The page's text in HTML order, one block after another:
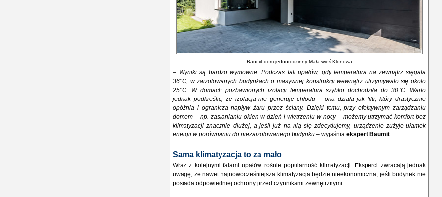
Baumit dom jednorodzinny Mała wieś Klonowa
– Wyniki są bardzo wymowne. Podczas fali upałów, gdy temperatura na zewnątrz sięgała
36°C, w zaizolowanych budynkach o masywnej konstrukcji wewnątrz utrzymywało się około
25°C. W domach pozbawionych izolacji temperatura szybko dochodziła do 30°C. Warto
jednak podkreślić, że izolacja nie generuje chłodu – ona działa jak filtr, który drastycznie
opóźnia i ogranicza napływ żaru przez ściany. Dzięki temu, przy efektywnym zarządzaniu
domem – np. zasłanianiu okien w dzień i wietrzeniu w nocy – możemy utrzymać komfort bez
klimatyzacji znacznie dłużej, a jeśli już na nią się zdecydujemy, urządzenie zużyje ułamek
energii w porównaniu do niezaizolowanego budynku – wyjaśnia ekspert Baumit.
Sama klimatyzacja to za mało
Wraz z kolejnymi falami upałów rośnie popularność klimatyzacji. Eksperci zwracają jednak
uwagę, że nawet najnowocześniejsza klimatyzacja będzie nieekonomiczna, jeśli budynek nie
posiada odpowiedniej ochrony przed czynnikami zewnętrznymi.